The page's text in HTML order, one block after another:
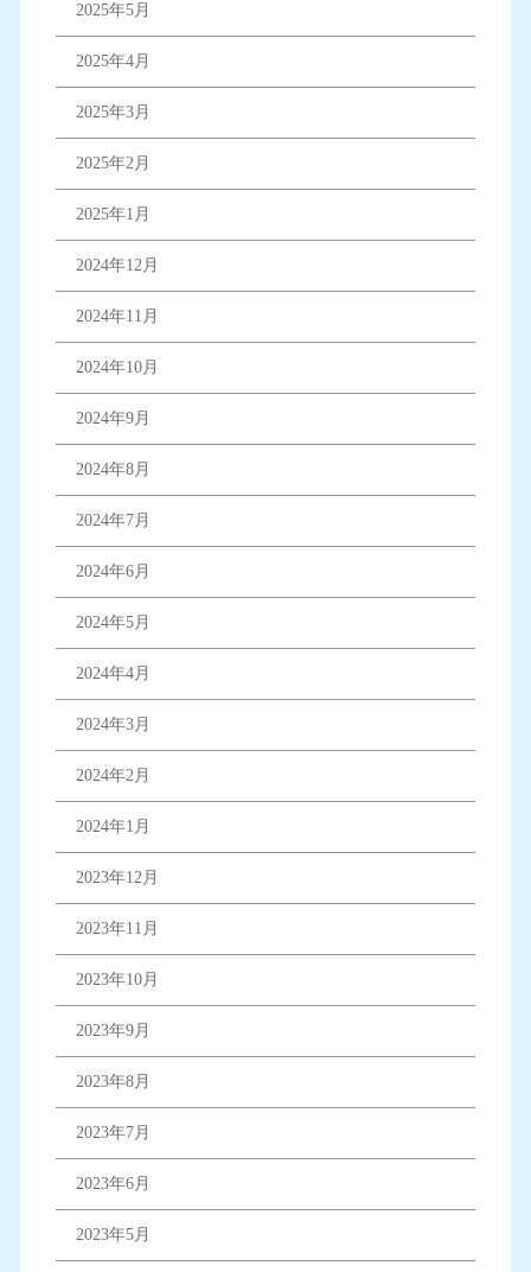
2025年5月
2025年4月
2025年3月
2025年2月
2025年1月
2024年12月
2024年11月
2024年10月
2024年9月
2024年8月
2024年7月
2024年6月
2024年5月
2024年4月
2024年3月
2024年2月
2024年1月
2023年12月
2023年11月
2023年10月
2023年9月
2023年8月
2023年7月
2023年6月
2023年5月